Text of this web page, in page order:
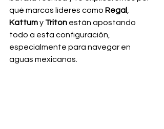
qué marcas líderes como Regal
Kattum y Triton están apostando
todo a esta configuración,
especialmente para navegar en
aguas mexicanas.